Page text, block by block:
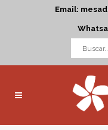
Email: